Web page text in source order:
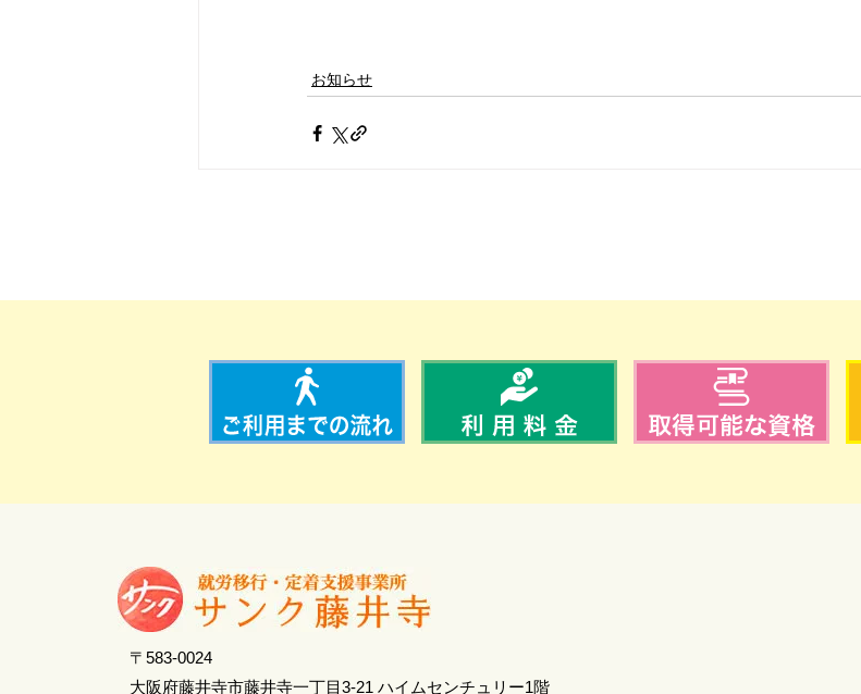
お知らせ
〒583-0024
大阪府藤井寺市藤井寺一丁目3-21 ハイムセンチュリー1階